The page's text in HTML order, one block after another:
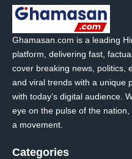
Ghamasan.com is a leading
platform, delivering fast,
cover breaking news, politics,
and viral trends with a unique
with today’s digital audience.
eye on the pulse of the
a movement.
Categories